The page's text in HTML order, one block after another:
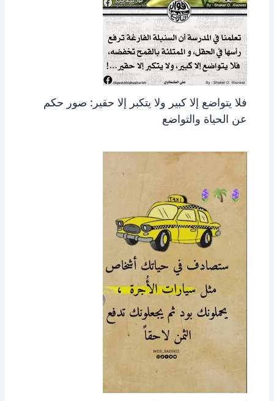
فلا يتواضع إلا كبير ولا يتكبر إلا حقير: صور حكم
عن الحياة والتواضع